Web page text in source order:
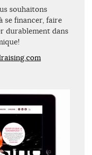
souhaitons
se financer, faire
durablement dans